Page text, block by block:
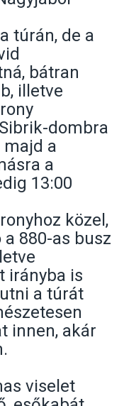
túrán, de a
bátran
illetve
dombra
majd a
a
13:00
közel,
880-as busz
irányba is
a túrát
innen, akár
viselet